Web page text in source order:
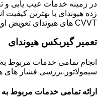
در زمینه خدمات عیب یابی و
زده هیوندای با بهترین
CVVT های هیوندای تعویض اویل پمپ تعمیرگاه تخصصی هیوندای
تعمیر گیربکس هیوندای
انجام تمامی خدمات مربوط
سیمولاتور,بررسی فشار های
ارائه تمامی خدمات مربوط به